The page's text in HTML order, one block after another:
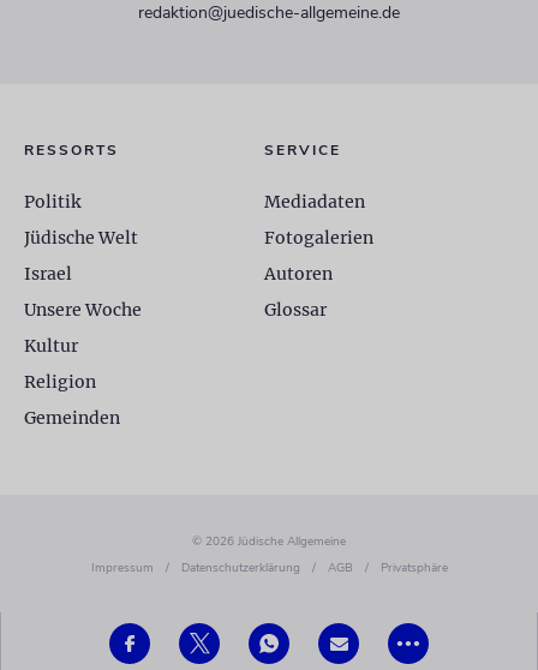
•••
redaktion@juedische-allgemeine.de
RESSORTS
Politik
Jüdische Welt
Israel
Unsere Woche
Kultur
Religion
Gemeinden
SERVICE
Mediadaten
Fotogalerien
Autoren
Glossar
© 2026 Jüdische Allgemeine
Impressum
/ Datenschutzerklärung / AGB / Privatsphäre